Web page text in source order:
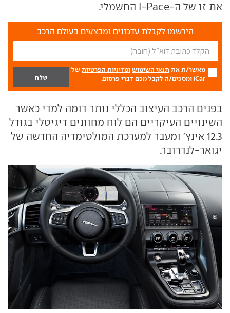
את זו של ה-I-Pace החשמלי.
הירשמו לקבלת עדכונים ומבצעים בעולם הרכב
מאשר/ת את תנאי השימוש ומדיניות הפרטיות של
iCar ומסכים/ה לקבל מכם דברי פרסום.
בפנים הרכב העיצוב הכללי נותר דומה למדי כאשר
השינויים העיקריים הם לוח מחוונים דיגיטלי בגודל
12.3 אינץ' ומעבר למערכת המולטימדיה החדשה של
יגואר-לנדרובר.